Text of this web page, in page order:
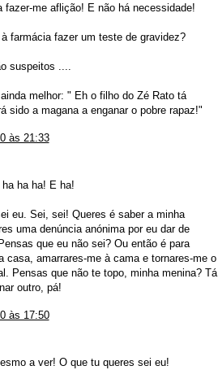
fazer-me aflição! E não há necessidade!
farmácia fazer um teste de gravidez?
suspeitos ....
melhor: " Eh o filho do Zé Rato tá
sido a magana a enganar o pobre rapaz!"
às 21:33
ha ha! E ha!
eu. Sei, sei! Queres é saber a minha
uma denúncia anónima por eu dar de
que eu não sei? Ou então é para
casa, amarrares-me à cama e tornares-me o
Pensas que não te topo, minha menina? Tá
outro, pá!
às 17:50
a ver! O que tu queres sei eu!